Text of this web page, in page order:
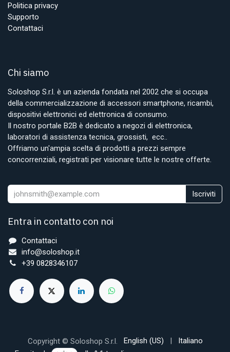
Politica privacy
Supporto
Contattaci
Chi siamo
Soloshop S.r.l. è un azienda fondata nel 2002 che si occupa
della commercializzazione di accessori smartphone, ricambi,
dispositivi elettronici ed elettronica di consumo.
Il nostro portale B2B è dedicato a negozi di elettronica,
laboratori di assistenza tecnica, grossisti, ecc..
Offriamo un'ampia scelta di prodotti a prezzi sempre
concorrenziali, registrati per visionare tutte le nostre offerte.
Iscriviti
Entra in contatto con noi
Contattaci
info@soloshop.it
+39 0828346107
Copyright © Soloshop S.r.l. English (US) |
Italiano